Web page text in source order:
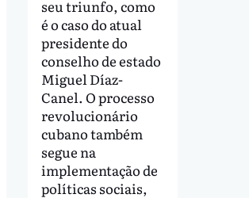
seu triunfo, como
é o caso do atual
presidente do
conselho de estado
Miguel Díaz-
Canel. O processo
revolucionário
cubano também
segue na
implementação de
políticas sociais,